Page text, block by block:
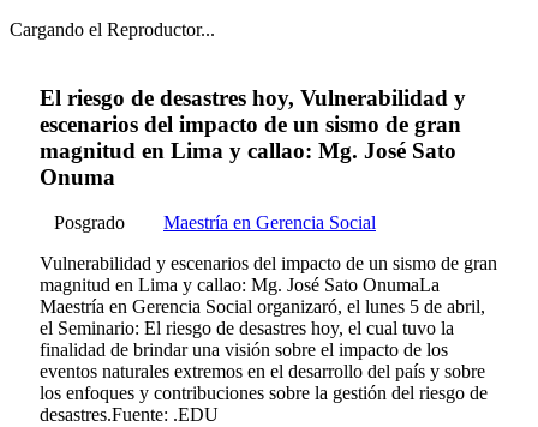
Cargando el Reproductor...
El riesgo de desastres hoy, Vulnerabilidad y
escenarios del impacto de un sismo de gran
magnitud en Lima y callao: Mg. José Sato
Onuma
Posgrado
Maestría en Gerencia Social
Vulnerabilidad y escenarios del impacto de un sismo de gran
magnitud en Lima y callao: Mg. José Sato OnumaLa
Maestrí­a en Gerencia Social organizaró, el lunes 5 de abril,
el Seminario: El riesgo de desastres hoy, el cual tuvo la
finalidad de brindar una visión sobre el impacto de los
eventos naturales extremos en el desarrollo del paí­s y sobre
los enfoques y contribuciones sobre la gestión del riesgo de
desastres.Fuente: .EDU